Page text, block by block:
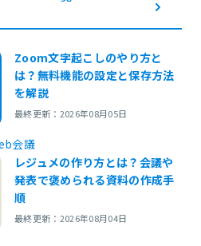
Zoom文字起こしのやり方と
は？無料機能の設定と保存方法
を解説
最終更新：2026年08月05日
会議
レジュメの作り方とは？会議や
発表で褒められる資料の作成手
順
最終更新：2026年08月04日